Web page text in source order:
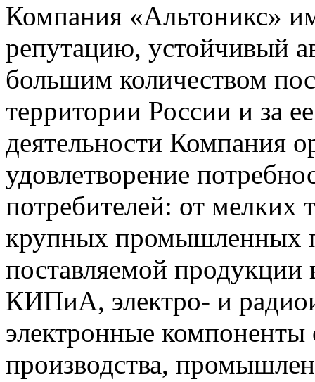
Компания «Альтоникс»
репутацию, устойчивый
большим количеством
территории России и за
деятельности Компания
удовлетворение
потребителей: от мелких
крупных промышленных
поставляемой продукции
КИПиА, электро- и
электронные компоненты
производства,